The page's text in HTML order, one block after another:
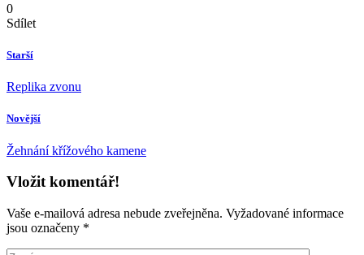
0
Sdílet
Starší
Replika zvonu
Novější
Žehnání křížového kamene
Vložit komentář!
Vaše e-mailová adresa nebude zveřejněna. Vyžadované informace
jsou označeny *